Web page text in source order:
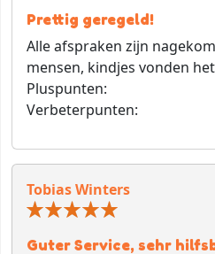
Prettig geregeld!
Alle afspraken zijn
mensen, kindjes vonden
Pluspunten:
Verbeterpunten:
Tobias Winters
Guter Service, sehr